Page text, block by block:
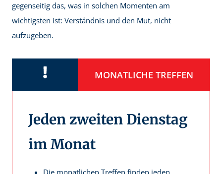
gegenseitig das, was in solchen Momenten am
wichtigsten ist: Verständnis und den Mut, nicht
aufzugeben.
MONATLICHE TREFFEN
Jeden zweiten Dienstag
im Monat